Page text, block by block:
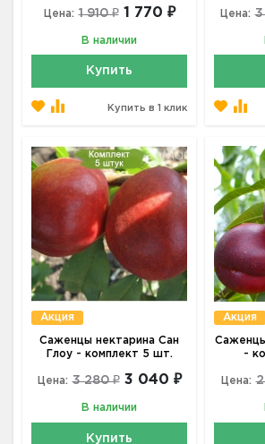
Цена: 1 910 ₽ 1 770 ₽
В наличии
Купить
Купить в 1 клик
Цена: 3
Акция
Саженцы нектарина Сан
Глоу - комплект 5 шт.
Цена: 3 280 ₽ 3 040 ₽
В наличии
Купить
Акция
-
Цена: 2